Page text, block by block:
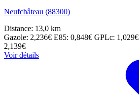
Neufchâteau (88300)
Distance: 13,0 km
Gazole: 2,236€ E85: 0,848€ GPLc: 1,029€
2,139€
Voir détails